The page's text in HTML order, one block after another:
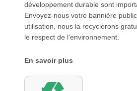
développement durable sont
Envoyez-nous votre bannière
utilisation, nous la recyclerons
le respect de l'environnement.
En savoir plus